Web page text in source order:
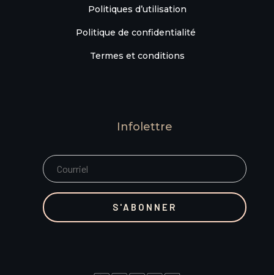
Politiques d’utilisation
Politique de confidentialité
Termes et conditions
Infolettre
S'ABONNER